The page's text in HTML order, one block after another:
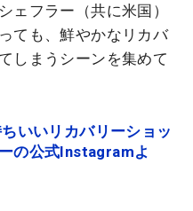
ェフラー（共に米国）
ても、鮮やかなリカバ
しまうシーンを集めて
いいリカバリーショッ
の公式Instagramよ